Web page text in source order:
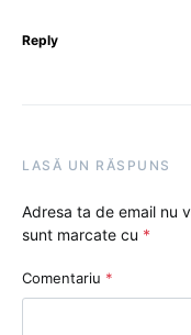
Reply
LASĂ UN RĂSPUNS
Adresa ta de email nu
sunt marcate cu *
Comentariu *